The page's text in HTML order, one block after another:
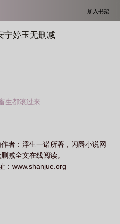
加入书架
宁婷玉无删减
生都滚过来
者：浮生一诺所著，闪爵小说网
减全文在线阅读。
：www.shanjue.org